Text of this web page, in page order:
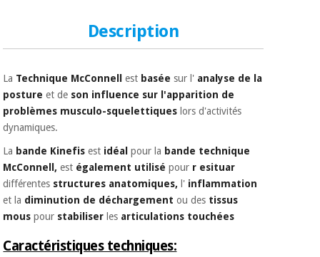
et
Armoires
sanitaires
Orthopédie
Instruments
chirurgicaux
(déstockage)
Aérobic,
fitness
et
pilates
Sports
et
jeux
Armoires
Description
La Technique McConnell est basée sur l' analyse de la
posture et de son influence sur l'apparition de
problèmes musculo-squelettiques lors d'activités
dynamiques.
La bande Kinefis est idéal pour la bande technique
McConnell, est également utilisé pour r esituar
différentes structures anatomiques, l' inflammation
et la diminution de déchargement ou des tissus
mous pour stabiliser les articulations touchées
Caractéristiques techniques: